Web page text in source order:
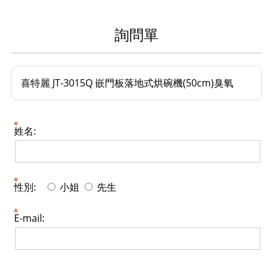
詢問單
喜特麗 JT-3015Q 嵌門板落地式烘碗機(50cm)臭氧
姓名:
性別: 小姐 先生
E-mail: